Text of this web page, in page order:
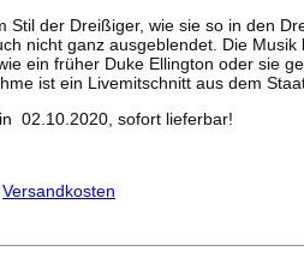
Stil der Dreißiger, wie sie so in den
nicht ganz ausgeblendet. Die
ein früher Duke Ellington oder sie
ist ein Livemitschnitt aus dem
02.10.2020, sofort lieferbar!
Versandkosten